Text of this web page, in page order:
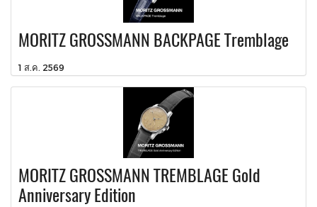
MORITZ GROSSMANN BACKPAGE Tremblage
1 ส.ค. 2569
MORITZ GROSSMANN TREMBLAGE Gold
Anniversary Edition